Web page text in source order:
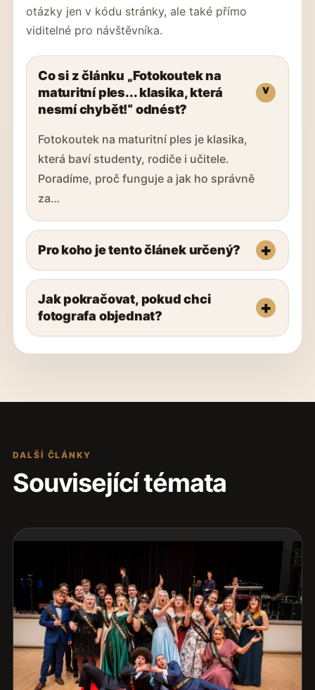
otázky jen v kódu stránky, ale také přímo
viditelné pro návštěvníka.
Co si z článku „Fotokoutek na
maturitní ples... klasika, která
nesmí chybět!“ odnést?
Fotokoutek na maturitní ples je klasika,
která baví studenty, rodiče i učitele.
Poradíme, proč funguje a jak ho správně
za…
Pro koho je tento článek určený?
Jak pokračovat, pokud chci
fotografa objednat?
DALŠÍ ČLÁNKY
Související témata